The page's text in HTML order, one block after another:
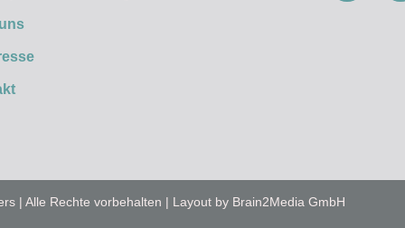
| Alle Rechte vorbehalten | Layout by Brain2Media GmbH